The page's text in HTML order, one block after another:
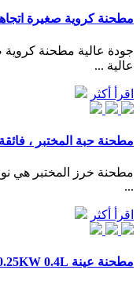
مطحنة كروية صغيرة اتجاهية كاملة 40 لتر ، آلة طحن
عالية ...
اقرأ أكثر
مطحنة حبة المختبر ، فائقة النعومة و
مطحنة خرز المختبر هي
...
اقرأ أكثر
مطحنة عينة 0.25KW 0.4L مختبر مطحنة الكرة آلة طحن مطحنة نانو